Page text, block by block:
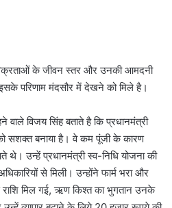
के जीवन स्तर और उनकी आमदनी
इसके परिणाम मंदसौर में देखने को मिले है।
वाले विजय सिंह बताते है कि प्रधानमंत्री
सशक्त बनाया है। वे कम पूंजी के कारण
थे। उन्हें प्रधानमंत्री स्व-निधि योजना की
से मिली। उन्होंने फार्म भरा और
मिल गई, ऋण किश्त का भुगतान उनके